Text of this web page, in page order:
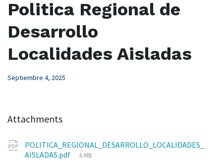
Politica Regional de
Desarrollo
Localidades Aisladas
Septiembre 4, 2025
Attachments
POLITICA_REGIONAL_DESARROLLO_LOCALIDADES_
AISLADAS.pdf
File
6 MB